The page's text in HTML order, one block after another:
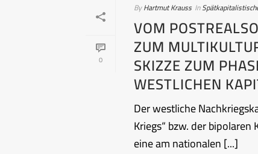
0
ByHartmut Krauss In
VOM
ZUM
SKIZZE ZUM
WESTLICHEN
Der westliche
Kriegs“ bzw. der
eine am nationalen [...]